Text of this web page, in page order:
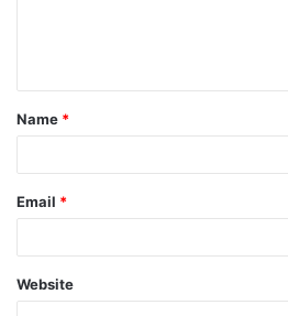
Name *
Email *
Website